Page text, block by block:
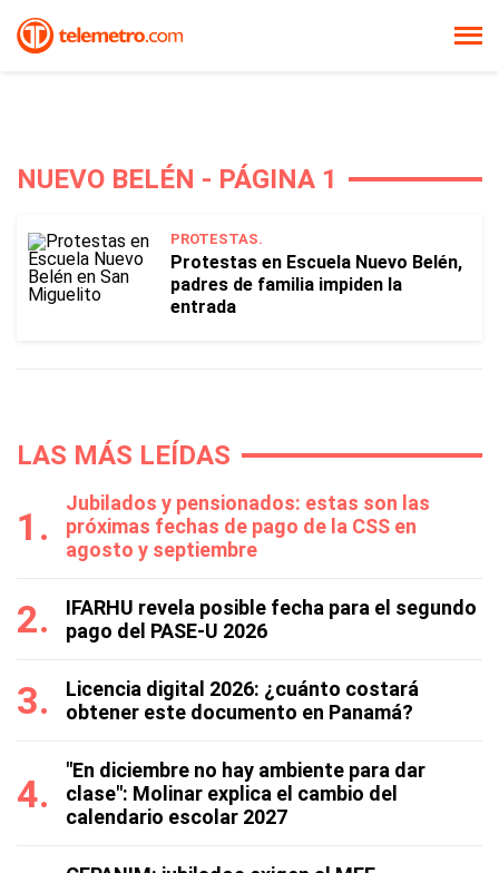
NUEVO BELÉN - PÁGINA 1
PROTESTAS.
Protestas en Escuela Nuevo Belén,
padres de familia impiden la
entrada
LAS MÁS LEÍDAS
Jubilados y pensionados: estas son las
próximas fechas de pago de la CSS en
agosto y septiembre
IFARHU revela posible fecha para el segundo
pago del PASE-U 2026
Licencia digital 2026: ¿cuánto costará
obtener este documento en Panamá?
"En diciembre no hay ambiente para dar
clase": Molinar explica el cambio del
calendario escolar 2027